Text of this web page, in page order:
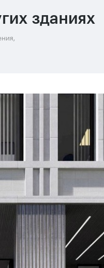
зданиях